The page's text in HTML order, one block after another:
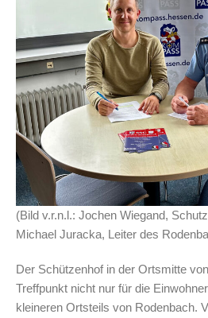
(Bild v.r.n.l.: Jochen Wiegand,
Michael Juracka, Leiter des
Der Schützenhof in der Ortsmitte
Treffpunkt nicht nur für die
kleineren Ortsteils von Rodenbach.